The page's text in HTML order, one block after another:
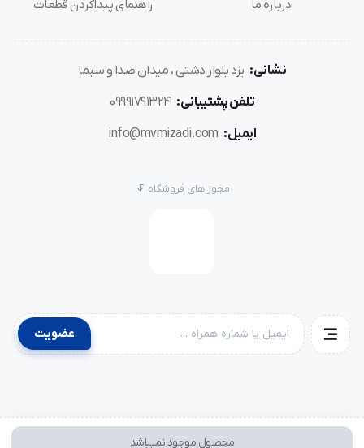
محصول موجود نمیباشد
درباره ما
راهنمای پیداکردن قطعات
نشانی: یزد بلوار دشتی ، میدان صدا و سیما
تلفن پشتیبانی: 09991791324
ایمیل: info@mvmizadi.com
مجوز های فروشگاه
عضویت